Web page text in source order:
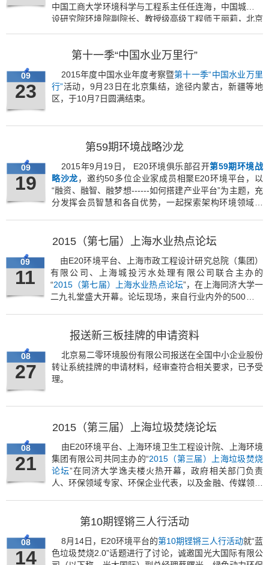
中国工商大学环境科学与工程系主任任连海，中国城市建
设研究院环境院副院长、教授级高级工程师王丽莉，北京
前餐厨垃圾处理面临的问题，以寻求解决途径。
第十一季“中国水业万里行”
09
23
2015年度中国水业年度考察暨第十一季“中国水业万里
行”活动，9月23日在北京集结，途径内蒙古，新疆等地
区，于10月7日圆满结束。
第59期环境战略沙龙
09
19
2015年9月19日， E20环境俱乐部召开第59期环境战
略沙龙，邀约50多位企业家成员相聚E20环境平台，以
“融资、融智、融梦想------如何搭建产业平台”为主题，充
分发挥会员智慧和各自优势，一起探索架构环境领域的
2015（第七届）上海水业热点论坛
09
11
由E20环境平台、上海市政工程设计研究总院（集团）
有限公司、上海城投污水处理有限公司联合主办的
“2015（第七届）上海水业热点论坛”，在上海同济大学一
二九礼堂盛大开幕。论坛现场，来自行业内外的500余位
报送新三板挂牌的申请资料
08
27
北京易二零环境股份有限公司报送在全国中小企业股份
转让系统挂牌的申请材料，经审查符合相关要求，已予受
理。
2015（第三届）上海垃圾焚烧论坛
08
21
由E20环境平台、上海环境卫生工程设计院、上海环境
集团有限公司共同主办的“2015（第三届）上海垃圾焚烧
论坛”在同济大学逸夫楼火热开幕，政府相关部门负责
人、环保领域专家、环保企业代表，以及金融、传媒领域
第10期铿锵三人行活动
08
14
8月14日，E20环境平台的第10期铿锵三人行活动就“蓝
色垃圾焚烧2.0”话题进行了讨论，诚邀国光大国际有限公